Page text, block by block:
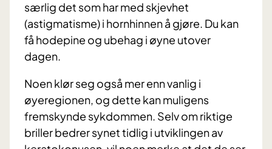
særlig det som har med skjevhet
(astigmatisme) i hornhinnen å gjøre. Du kan
få hodepine og ubehag i øyne utover
dagen.
Noen klør seg også mer enn vanlig i
øyeregionen, og dette kan muligens
fremskynde sykdommen. Selv om riktige
briller bedrer synet tidlig i utviklingen av